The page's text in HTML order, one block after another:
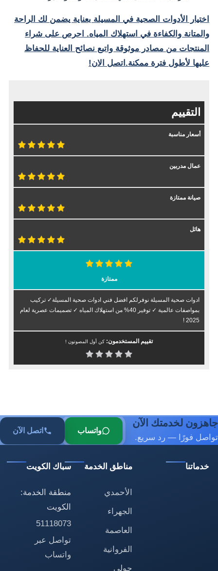
اختيار الأدوات الصحية في المسيلة بعناية يضمن لك الراحة
والمتانة والكفاءة في استهلاك المياه. احرص على شراء
المنتجات من مصادر موثوقة واتبع نصائح العناية للحفاظ
عليها لأطول فترة ممكنة.اتصل الان!
التقييم
أسعار مناسبة
عمال مدربين
صيانة ممتازة
هائل
ممتازة
ادوات صحية المسيلة نوفرلكم افضل فني ادوات صحية المسيلة✓ تركيب
بمواصفات عالمية ✓ توفير 40% من استهلاك المياه ✓ تصميمات عصرية لعام
2025 !
تقييم المستخدمون: كن أول المصوتون !
جاهزون لخدمتك الآن
تواصل فورًا — رد سريع.
واتساب اتصل الآن
خدماتنا مناطق الخدمة
الأحمدي
الجهراء
العاصمة
الفروانية
حولي
سباك الكويت
منطقة الخدمة:
الكويت
51118073
تواصل عبر
واتساب